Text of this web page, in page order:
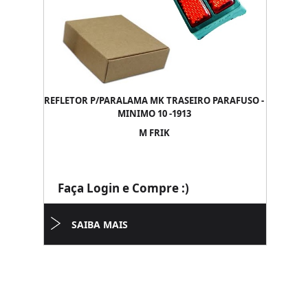
REFLETOR P/PARALAMA MK TRASEIRO PARAFUSO -
MINIMO 10 -1913
M FRIK
Faça Login e Compre :)
SAIBA MAIS